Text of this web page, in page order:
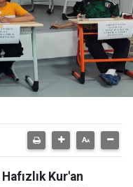
Kur'an